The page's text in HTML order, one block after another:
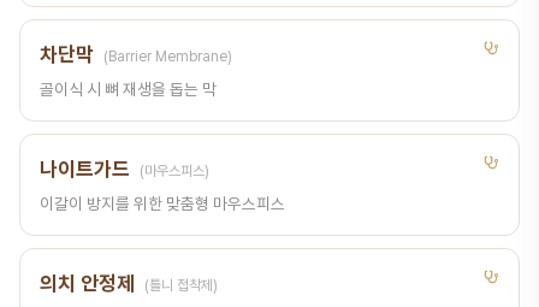
차단막 (Barrier Membrane)
골이식 시 뼈 재생을 돕는 막
나이트가드 (마우스피스)
이갈이 방지를 위한 맞춤형 마우스피스
의치 안정제 (틀니 접착제)